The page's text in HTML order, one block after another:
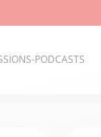
PODCASTS